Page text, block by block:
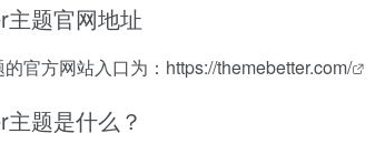
题官网地址
官方网站入口为： https://themebetter.com/
题是什么？